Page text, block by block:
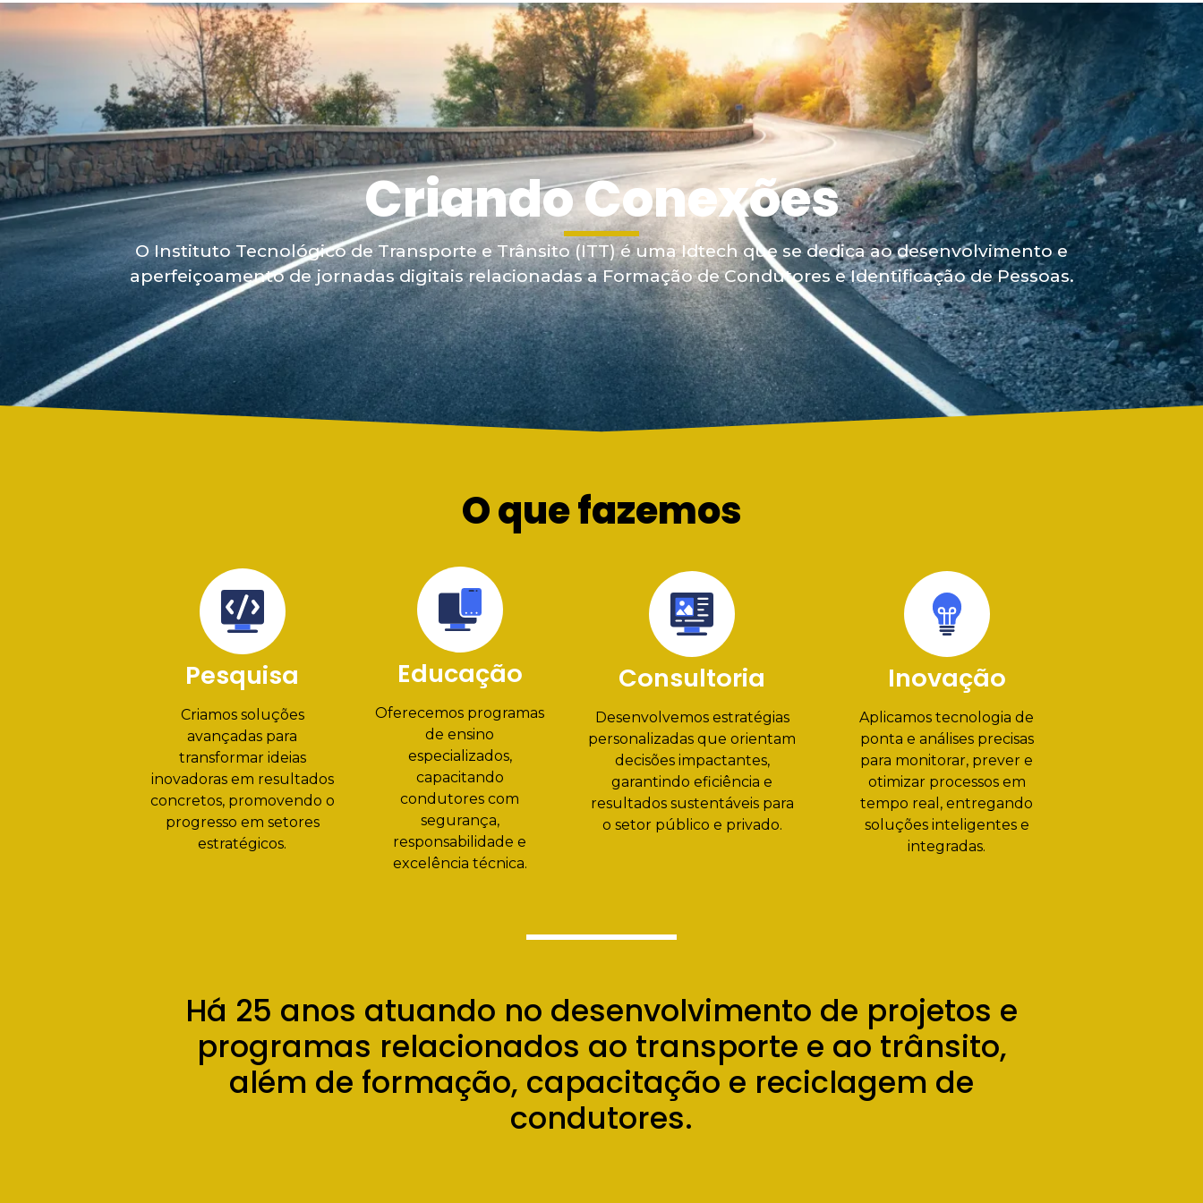
Home Cursos Quem Somos Contato Estude Agora!
Criando Conexões
O Instituto Tecnológico de Transporte e Trânsito (ITT) é uma Idtech que se dedica ao desenvolvimento e
aperfeiçoamento de jornadas digitais relacionadas a Formação de Condutores e Identificação de Pessoas.
O que fazemos
Pesquisa
Criamos soluções
avançadas para
transformar ideias
inovadoras em resultados
concretos, promovendo o
progresso em setores
estratégicos.
Educação
Oferecemos programas
de ensino
especializados,
capacitando
condutores com
segurança,
responsabilidade e
excelência técnica.
Consultoria
Desenvolvemos estratégias
personalizadas que orientam
decisões impactantes,
garantindo eficiência e
resultados sustentáveis para
o setor público e privado.
Inovação
Aplicamos tecnologia de
ponta e análises precisas
para monitorar, prever e
otimizar processos em
tempo real, entregando
soluções inteligentes e
integradas.
Há 25 anos atuando no desenvolvimento de projetos e
programas relacionados ao transporte e ao trânsito,
além de formação, capacitação e reciclagem de
condutores.